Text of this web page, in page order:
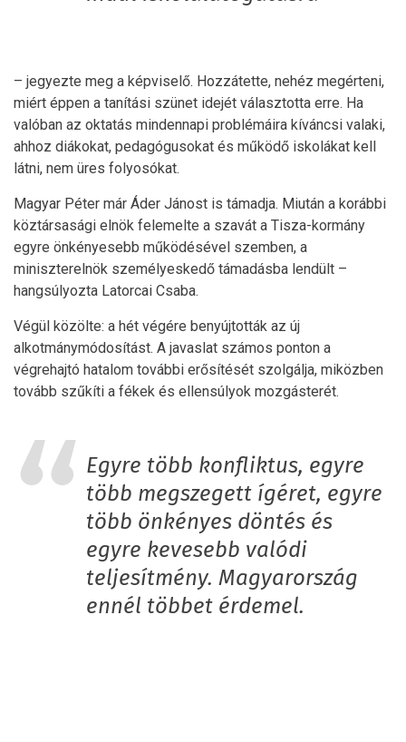
– jegyezte meg a képviselő. Hozzátette, nehéz megérteni,
miért éppen a tanítási szünet idejét választotta erre. Ha
valóban az oktatás mindennapi problémáira kíváncsi valaki,
ahhoz diákokat, pedagógusokat és működő iskolákat kell
látni, nem üres folyosókat.
Magyar Péter már Áder Jánost is támadja. Miután a korábbi
köztársasági elnök felemelte a szavát a Tisza-kormány
egyre önkényesebb működésével szemben, a
miniszterelnök személyeskedő támadásba lendült –
hangsúlyozta Latorcai Csaba.
Végül közölte: a hét végére benyújtották az új
alkotmánymódosítást. A javaslat számos ponton a
végrehajtó hatalom további erősítését szolgálja, miközben
tovább szűkíti a fékek és ellensúlyok mozgásterét.
Egyre több konfliktus, egyre
több megszegett ígéret, egyre
több önkényes döntés és
egyre kevesebb valódi
teljesítmény. Magyarország
ennél többet érdemel.